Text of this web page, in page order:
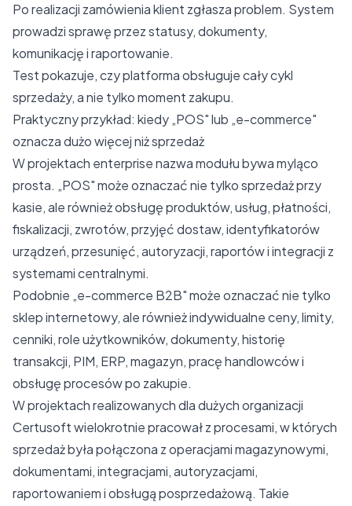
Po realizacji zamówienia klient zgłasza problem. System
prowadzi sprawę przez statusy, dokumenty,
komunikację i raportowanie.
Test pokazuje, czy platforma obsługuje cały cykl
sprzedaży, a nie tylko moment zakupu.
Praktyczny przykład: kiedy „POS" lub „e-commerce"
oznacza dużo więcej niż sprzedaż
W projektach enterprise nazwa modułu bywa myląco
prosta. „POS" może oznaczać nie tylko sprzedaż przy
kasie, ale również obsługę produktów, usług, płatności,
fiskalizacji, zwrotów, przyjęć dostaw, identyfikatorów
urządzeń, przesunięć, autoryzacji, raportów i integracji z
systemami centralnymi.
Podobnie „e-commerce B2B"może oznaczać nie tylko
sklep internetowy, ale również indywidualne ceny, limity,
cenniki, role użytkowników, dokumenty, historię
transakcji, PIM, ERP, magazyn, pracę handlowców i
obsługę procesów po zakupie.
W projektach realizowanych dla dużych organizacji
Certusoft wielokrotnie pracował z procesami, w których
sprzedaż była połączona z operacjami magazynowymi,
dokumentami, integracjami, autoryzacjami,
raportowaniem i obsługą posprzedażową. Takie